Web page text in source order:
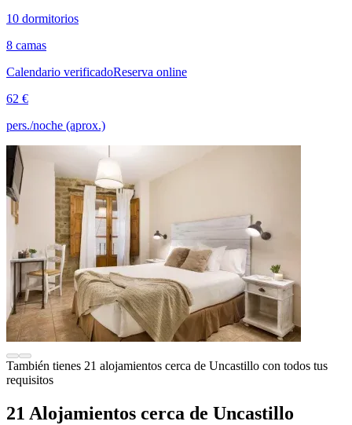
10 dormitorios
8 camas
Calendario verificadoReserva online
62 €
pers./noche (aprox.)
También tienes 21 alojamientos cerca de Uncastillo con todos tus
requisitos
21 Alojamientos cerca de Uncastillo